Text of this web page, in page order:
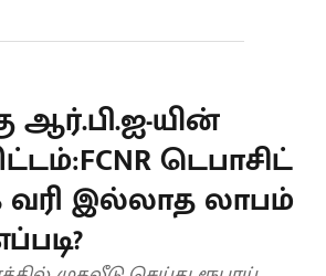
ஆர்.பி.ஐ-யின்
டெபாசிட்
வரி இல்லாத லாபம்